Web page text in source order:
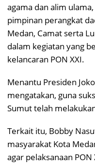
agama dan alim
pimpinan perangkat
Medan, Camat serta
dalam kegiatan yang
kelancaran PON XXI.
Menantu Presiden
mengatakan, guna
Sumut telah
Terkait itu, Bobby
masyarakat Kota
agar pelaksanaan